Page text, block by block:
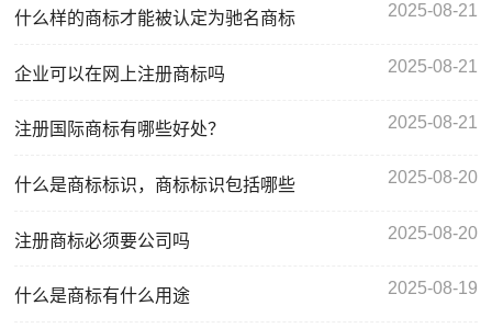
什么样的商标才能被认定为驰名商标 2025-08-21
企业可以在网上注册商标吗 2025-08-21
注册国际商标有哪些好处？ 2025-08-21
什么是商标标识，商标标识包括哪些 2025-08-20
注册商标必须要公司吗 2025-08-20
什么是商标有什么用途 2025-08-19